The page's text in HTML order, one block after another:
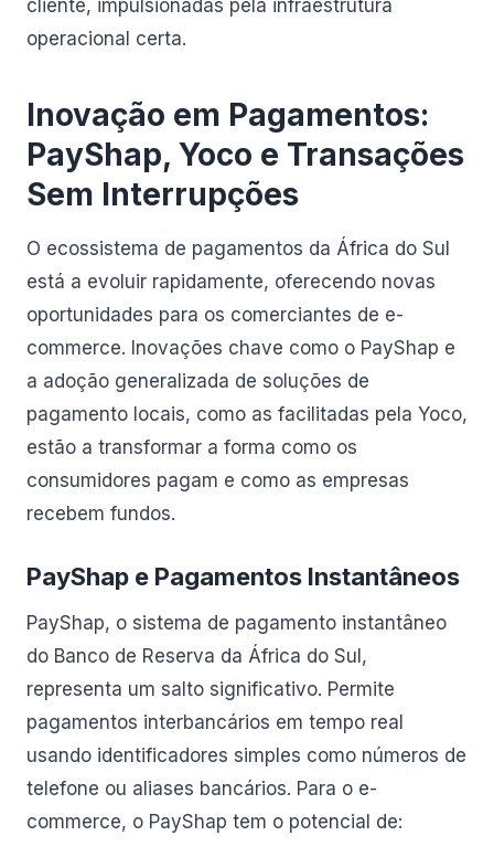
cliente, impulsionadas pela infraestrutura
operacional certa.
Inovação em Pagamentos:
PayShap, Yoco e Transações
Sem Interrupções
O ecossistema de pagamentos da África do Sul
está a evoluir rapidamente, oferecendo novas
oportunidades para os comerciantes de e-
commerce. Inovações chave como o PayShap e
a adoção generalizada de soluções de
pagamento locais, como as facilitadas pela Yoco,
estão a transformar a forma como os
consumidores pagam e como as empresas
recebem fundos.
PayShap e Pagamentos Instantâneos
PayShap, o sistema de pagamento instantâneo
do Banco de Reserva da África do Sul,
representa um salto significativo. Permite
pagamentos interbancários em tempo real
usando identificadores simples como números de
telefone ou aliases bancários. Para o e-
commerce, o PayShap tem o potencial de: